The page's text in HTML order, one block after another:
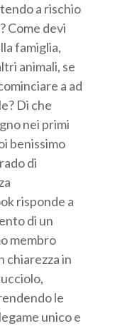
a rischio
Come devi
famiglia,
animali, se
a ad
Di che
nei primi
benissimo
di
risponde a
di un
membro
chiarezza in
le
unico e